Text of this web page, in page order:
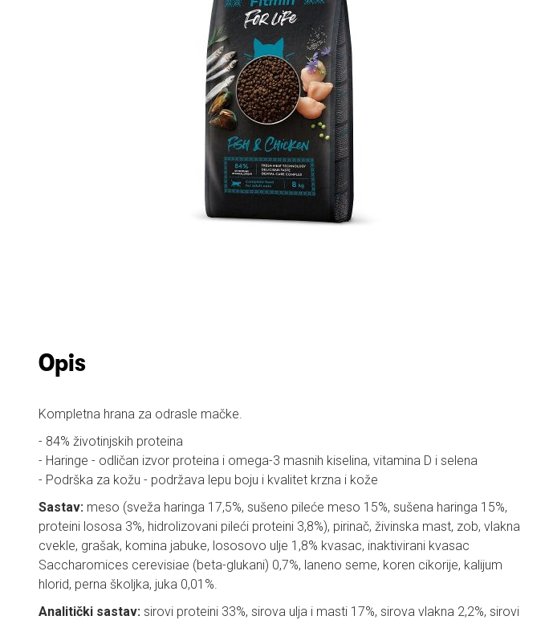
Opis
Kompletna hrana za odrasle mačke.
- 84% životinjskih proteina
- Haringe - odličan izvor proteina i omega-3 masnih kiselina, vitamina D i selena
- Podrška za kožu - podržava lepu boju i kvalitet krzna i kože
Sastav: meso (sveža haringa 17,5%, sušeno pileće meso 15%, sušena haringa 15%,
proteini lososa 3%, hidrolizovani pileći proteini 3,8%), pirinač, živinska mast, zob, vlakna
cvekle, grašak, komina jabuke, lososovo ulje 1,8% kvasac, inaktivirani kvasac
Saccharomices cerevisiae (beta-glukani) 0,7%, laneno seme, koren cikorije, kalijum
hlorid, perna školjka, juka 0,01%.
Analitički sastav: sirovi proteini 33%, sirova ulja i masti 17%, sirova vlakna 2,2%, sirovi